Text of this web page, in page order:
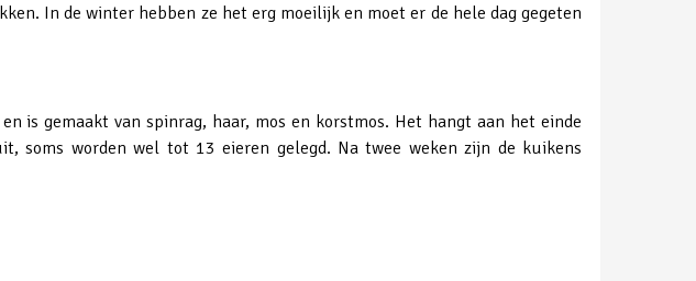
In de winter hebben ze het erg moeilijk en moet er de hele dag gegeten
is gemaakt van spinrag, haar, mos en korstmos. Het hangt aan het einde
worden wel tot 13 eieren gelegd. Na twee weken zijn de kuikens